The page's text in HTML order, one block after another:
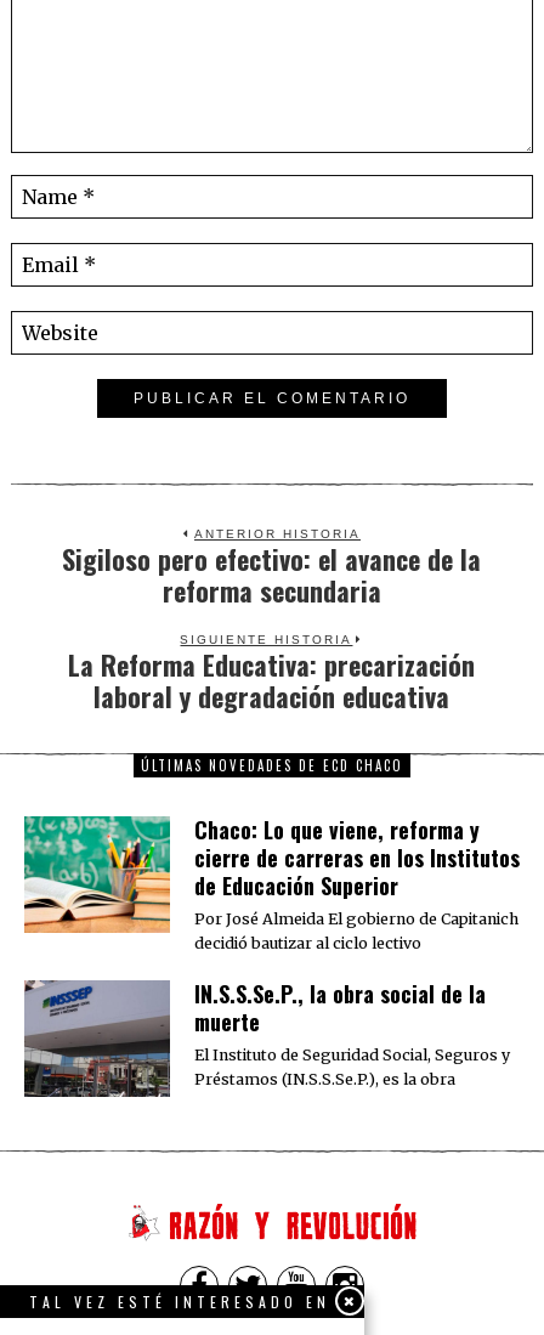
ANTERIOR HISTORIA
Previous
post:
Sigiloso pero efectivo: el avance de la
reforma secundaria
SIGUIENTE HISTORIA
Next
post:
La Reforma Educativa: precarización
laboral y degradación educativa
ÚLTIMAS NOVEDADES DE ECD CHACO
Chaco: Lo que viene, reforma y
cierre de carreras en los Institutos
de Educación Superior
Por José Almeida El gobierno de Capitanich
decidió bautizar al ciclo lectivo
IN.S.S.Se.P., la obra social de la
muerte
El Instituto de Seguridad Social, Seguros y
Préstamos (IN.S.S.Se.P.), es la obra
TAL VEZ ESTÉ INTERESADO EN